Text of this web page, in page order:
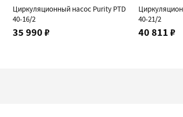
Циркуляционный насос Purity PTD
40-16/2
35 990 ₽
40-21/2
40 811 ₽